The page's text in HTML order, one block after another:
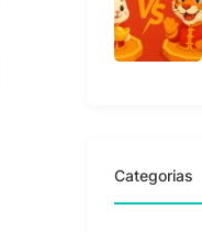
Categorias